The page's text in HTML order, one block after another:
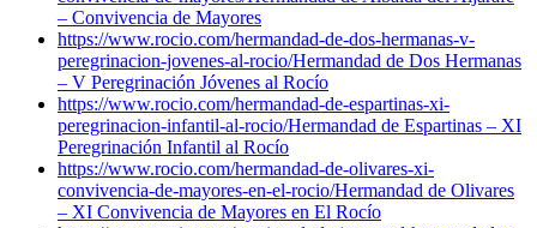
– Convivencia de Mayores
https://www.rocio.com/hermandad-de-dos-hermanas-v-
peregrinacion-jovenes-al-rocio/Hermandad de Dos Hermanas
– V Peregrinación Jóvenes al Rocío
https://www.rocio.com/hermandad-de-espartinas-xi-
peregrinacion-infantil-al-rocio/Hermandad de Espartinas – XI
Peregrinación Infantil al Rocío
https://www.rocio.com/hermandad-de-olivares-xi-
convivencia-de-mayores-en-el-rocio/Hermandad de Olivares
– XI Convivencia de Mayores en El Rocío